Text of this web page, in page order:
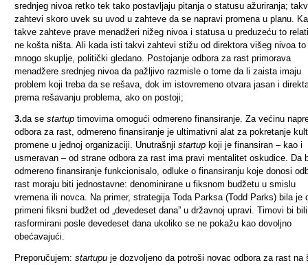
srednjeg nivoa retko tek tako postavljaju pitanja o statusu ažuriranja;
zahtevi skoro uvek su uvod u zahteve da se napravi promena u planu.
takve zahteve prave menadžeri nižeg nivoa i statusa u preduzeću to
ne košta ništa. Ali kada isti takvi zahtevi stižu od direktora višeg nivoa to
mnogo skuplje, politički gledano. Postojanje odbora za rast primorava
menadžere srednjeg nivoa da pažljivo razmisle o tome da li zaista imaju
problem koji treba da se rešava, dok im istovremeno otvara jasan i
prema rešavanju problema, ako on postoji;
3.da se startup timovima omogući odmereno finansiranje. Za većinu
odbora za rast, odmereno finansiranje je ultimativni alat za pokretanje
promene u jednoj organizaciji. Unutrašnji startup koji je finansiran – kao i
usmeravan – od strane odbora za rast ima pravi mentalitet oskudice. Da
odmereno finansiranje funkcionisalo, odluke o finansiranju koje donosi
rast moraju biti jednostavne: denominirane u fiksnom budžetu u smislu
vremena ili novca. Na primer, strategija Toda Parksa (Todd Parks) bila je
primeni fiksni budžet od „devedeset dana” u državnoj upravi. Timovi bi bili
rasformirani posle devedeset dana ukoliko se ne pokažu kao dovoljno
obećavajući.
Preporučujem: startupu je dozvoljeno da potroši novac odbora za rast na